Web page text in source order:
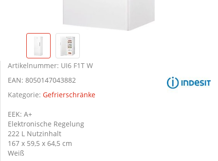
Artikelnummer: UI6 F1T W
EAN: 8050147043882
Kategorie: Gefrierschränke
EEK: A+
Elektronische Regelung
222 L Nutzinhalt
167 x 59,5 x 64,5 cm
Weiß